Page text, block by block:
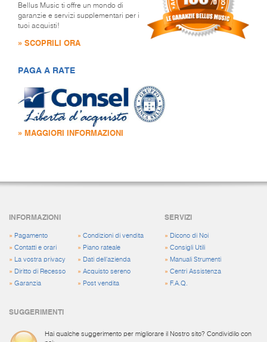
Bellus Music ti offre un mondo di
garanzie e servizi supplementari per i
tuoi acquisti!
» SCOPRILI ORA
PAGA A RATE
» MAGGIORI INFORMAZIONI
INFORMAZIONI
» Pagamento
» Contatti e orari
» La vostra privacy
» Diritto di Recesso
» Garanzia
» Condizioni di vendita
» Piano rateale
» Dati dell'azienda
» Acquisto sereno
» Post vendita
SERVIZI
» Dicono di Noi
»Consigli Utili
» Manuali Strumenti
»Centri Assistenza
» F.A.Q.
SUGGERIMENTI
Hai qualche suggerimento per migliorare il Nostro sito? Condividilo con